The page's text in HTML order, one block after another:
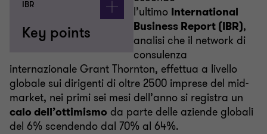
IBR
Key points
l’ultimo International
Business Report (IBR),
analisi che il network di
consulenza
internazionale Grant Thornton, effettua a livello
globale sui dirigenti di oltre 2500 imprese del mid-
market, nei primi sei mesi dell’anno si registra un
calo dell’ottimismo da parte delle aziende globali
del 6% scendendo dal 70% al 64%.